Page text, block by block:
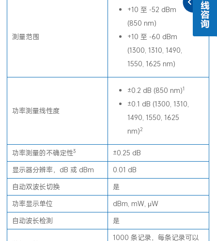
测量范围
+10 至 -52 dBm
(850 nm)
+10 至 -60 dBm
(1300, 1310, 1490,
1550, 1625 nm)
功率测量线性度
±0.2 dB (850 nm)1
±0.1 dB (1300, 1310,
1490, 1550, 1625
nm)2
功率测量的不确定性3
±0.25 dB
显示器分辨率，dB 或 dBm
0.01 dB
自动双波长切换
是
功率显示单位
dBm, mW, μW
自动波长检测
是
1000 条记录，每条记录可以